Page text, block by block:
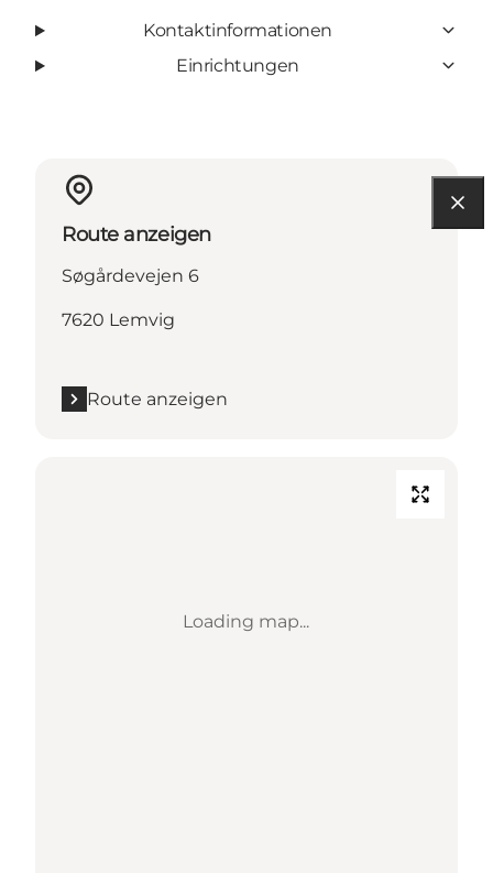
Kontaktinformationen
Einrichtungen
Route anzeigen
Søgårdevejen 6
7620 Lemvig
Route anzeigen
Loading map...